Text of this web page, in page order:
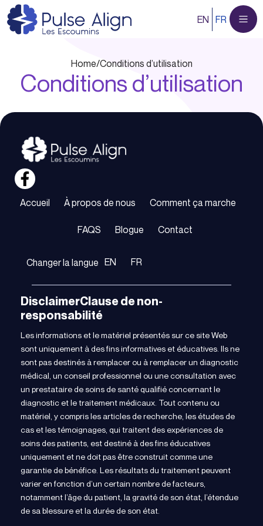
Aller
au
contenu
EN FR
Home/Conditions d’utilisation
Conditions d’utilisation
Accueil À propos de nous Comment ça marche
FAQS Blogue Contact
Changer la langue EN FR
DisclaimerClause de non-
responsabilité
Les informations et le matériel présentés sur ce site Web
sont uniquement à des fins informatives et éducatives. Ils ne
sont pas destinés à remplacer ou à remplacer un diagnostic
médical, un conseil professionnel ou une consultation avec
un prestataire de soins de santé qualifié concernant le
diagnostic et le traitement médicaux. Tout contenu ou
matériel, y compris les articles de recherche, les études de
cas et les témoignages, qui traitent des expériences de
soins des patients, est destiné à des fins éducatives
uniquement et ne doit pas être construit comme une
garantie de bénéfice. Les résultats du traitement peuvent
varier en fonction d’un certain nombre de facteurs,
notamment l’âge du patient, la gravité de son état, l’étendue
de sa blessure et la durée de son état.